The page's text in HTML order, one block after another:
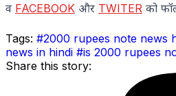
व FACEBOOK और TWITER को
Tags: #2000 rupees note news
news in hindi #is 2000 rupees
Share this story: